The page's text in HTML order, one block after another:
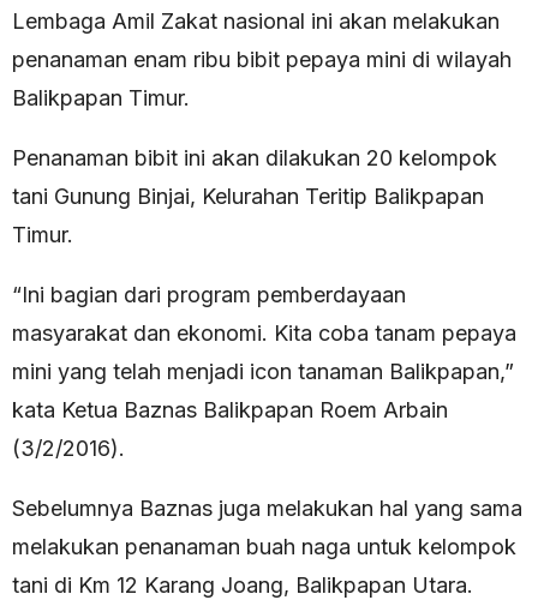
Lembaga Amil Zakat nasional ini akan melakukan
penanaman enam ribu bibit pepaya mini di wilayah
Balikpapan Timur.
Penanaman bibit ini akan dilakukan 20 kelompok
tani Gunung Binjai, Kelurahan Teritip Balikpapan
Timur.
“Ini bagian dari program pemberdayaan
masyarakat dan ekonomi. Kita coba tanam pepaya
mini yang telah menjadi icon tanaman Balikpapan,”
kata Ketua Baznas Balikpapan Roem Arbain
(3/2/2016).
Sebelumnya Baznas juga melakukan hal yang sama
melakukan penanaman buah naga untuk kelompok
tani di Km 12 Karang Joang, Balikpapan Utara.